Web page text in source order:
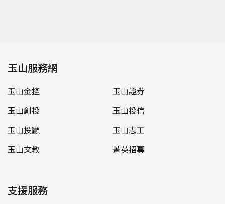
玉山服務網
玉山金控
玉山證券
玉山創投
玉山投信
玉山投顧
玉山志工
玉山文教
菁英招募
支援服務